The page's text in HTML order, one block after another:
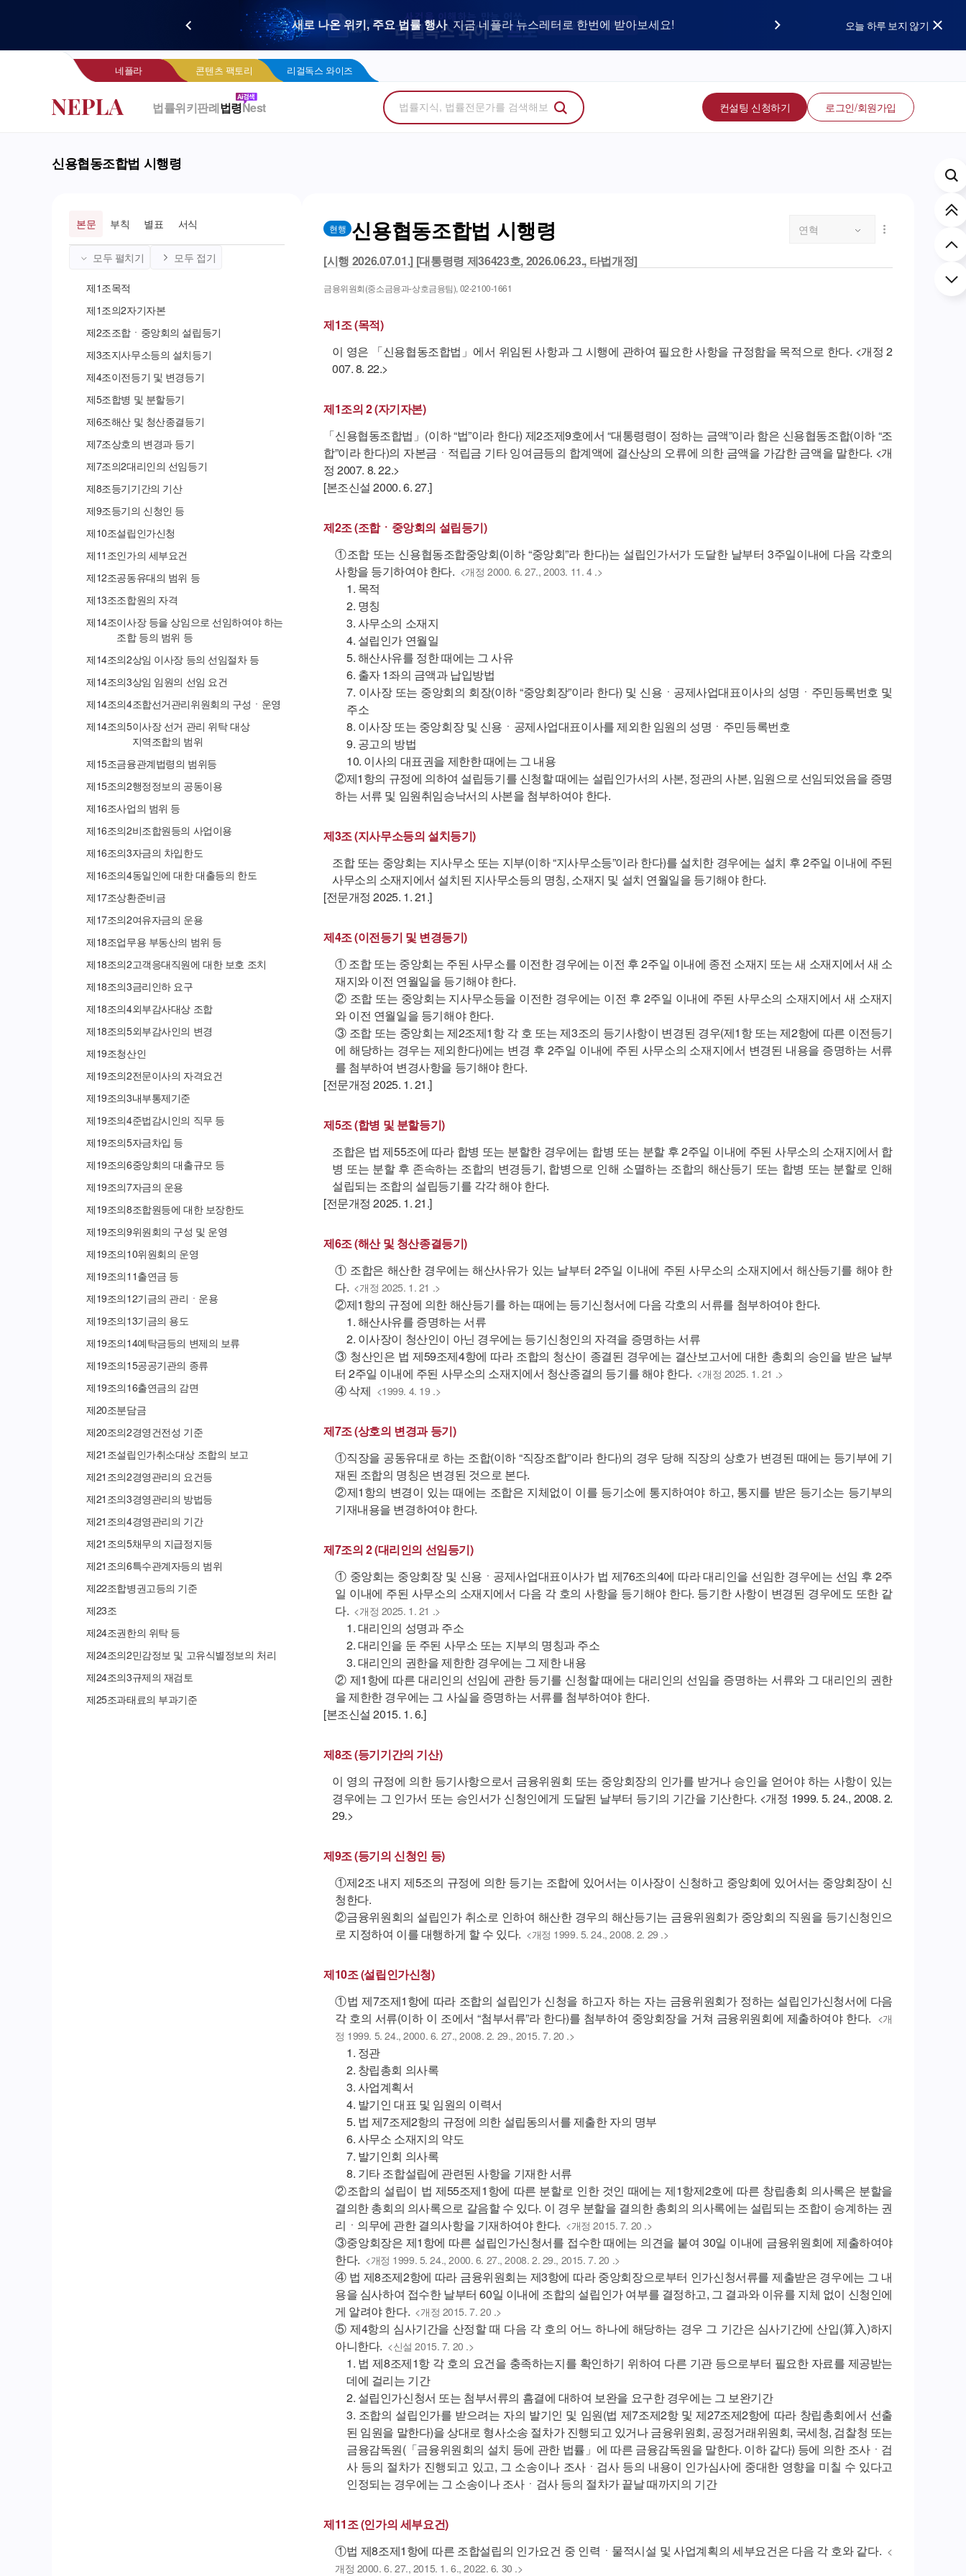
우리 로펌 홈페이지,
콘텐츠 팩토리에서 기고문 1개로 매일 연성하세요.
새로 나온 위키, 주요 법률 행사 지금 네플라 뉴스레터로 한번에 받아보세요!
LegalDocs
Wise 리걸독스 와이즈프로 사전등록 신청하기
네플라 광고 문의 법률 소비자에게 지금 당신의 브랜드를 보여주세요! 오늘 하루 보지 않기
네플라 콘텐츠 팩토리 리걸독스 와이즈
법률위키판례법령Nest 컨설팅 신청하기 로그인/회원가입
신용협동조합법 시행령
본문 부칙 별표 서식
모두 펼치기 모두 접기
제1조목적
제1조의2자기자본
제2조조합ㆍ중앙회의 설립등기
제3조지사무소등의 설치등기
제4조이전등기 및 변경등기
제5조합병 및 분할등기
제6조해산 및 청산종결등기
제7조상호의 변경과 등기
제7조의2대리인의 선임등기
제8조등기기간의 기산
제9조등기의 신청인 등
제10조설립인가신청
제11 조인가의 세부요건
제12조공동유대의 범위 등
제13조조합원의 자격
제14조이사장 등을 상임으로 선임하여야 하는
조합 등의 범위 등
제14조의2상임 이사장 등의 선임절차 등
제14조의3상임 임원의 선임 요건
제14조의4조합선거관리위원회의 구성ㆍ운영
제14조의5이사장 선거 관리 위탁 대상
지역조합의 범위
제15조금융관계법령의 범위등
제15조의2행정정보의 공동이용
제16조사업의 범위 등
제16조의2비조합원등의 사업이용
제16조의3자금의 차입한도
제16조의4동일인에 대한 대출등의 한도
제17조상환준비금
제17조의2여유자금의 운용
제18조업무용 부동산의 범위 등
제18조의2고객응대직원에 대한 보호 조치
제18조의3금리인하 요구
제18조의4외부감사대상 조합
제18조의5외부감사인의 변경
제19조청산인
제19조의2전문이사의 자격요건
제19조의3내부통제기준
제19조의4준법감시인의 직무 등
제19조의5자금차입 등
제19조의6중앙회의 대출규모 등
제19조의7자금의 운용
제19조의8조합원등에 대한 보장한도
제19조의9위원회의 구성 및 운영
제19조의10위원회의 운영
제19조의11출연금 등
제19조의12기금의 관리ㆍ운용
제19조의13기금의 용도
제19조의14예탁금등의 변제의 보류
제19조의15공공기관의 종류
제19조의16출연금의 감면
제20조분담금
제20조의2경영건전성 기준
제21 조설립인가취소대상 조합의 보고
제21 조의2경영관리의 요건등
제21 조의3경영관리의 방법등
제21 조의4경영관리의 기간
제21 조의5채무의 지급정지등
제21 조의6특수관계자등의 범위
제22조합병권고등의 기준
제23조
제24조권한의 위탁 등
제24조의2민감정보 및 고유식별정보의 처리
제24조의3규제의 재검토
제25조과태료의 부과기준
현행 신용협동조합법 시행령 연혁
[시행 2026.07.01.] [대통령령 제36423호, 2026.06.23., 타법개정]
금융위원회(중소금융과-상호금융팀), 02-2100-1661
제1조 (목적)
이 영은 「신용협동조합법」에서 위임된 사항과 그 시행에 관하여 필요한 사항을 규정함을 목적으로 한다. <개정 2
007. 8. 22.>
제1조의 2 (자기자본)
「신용협동조합법」(이하 “법”이라 한다) 제2조제9호에서 “대통령령이 정하는 금액”이라 함은 신용협동조합(이하 “조
합”이라 한다)의 자본금ㆍ적립금 기타 잉여금등의 합계액에 결산상의 오류에 의한 금액을 가감한 금액을 말한다. <개
정 2007. 8. 22.>
[본조신설 2000. 6. 27.]
제2조 (조합ㆍ중앙회의 설립등기)
①조합 또는 신용협동조합중앙회(이하 “중앙회”라 한다)는 설립인가서가 도달한 날부터 3주일이내에 다음 각호의
사항을 등기하여야 한다. <개정 2000. 6. 27., 2003. 11. 4 .>
1. 목적
2. 명칭
3. 사무소의 소재지
4. 설립인가 연월일
5. 해산사유를 정한 때에는 그 사유
6. 출자 1좌의 금액과 납입방법
7. 이사장 또는 중앙회의 회장(이하 “중앙회장”이라 한다) 및 신용ㆍ공제사업대표이사의 성명ㆍ주민등록번호 및
주소
8. 이사장 또는 중앙회장 및 신용ㆍ공제사업대표이사를 제외한 임원의 성명ㆍ주민등록번호
9. 공고의 방법
10. 이사의 대표권을 제한한 때에는 그 내용
②제1항의 규정에 의하여 설립등기를 신청할 때에는 설립인가서의 사본, 정관의 사본, 임원으로 선임되었음을 증명
하는 서류 및 임원취임승낙서의 사본을 첨부하여야 한다.
제3조 (지사무소등의 설치등기)
조합 또는 중앙회는 지사무소 또는 지부(이하 “지사무소등”이라 한다)를 설치한 경우에는 설치 후 2주일 이내에 주된
사무소의 소재지에서 설치된 지사무소등의 명칭, 소재지 및 설치 연월일을 등기해야 한다.
[전문개정 2025. 1. 21.]
제4조 (이전등기 및 변경등기)
① 조합 또는 중앙회는 주된 사무소를 이전한 경우에는 이전 후 2주일 이내에 종전 소재지 또는 새 소재지에서 새 소
재지와 이전 연월일을 등기해야 한다.
② 조합 또는 중앙회는 지사무소등을 이전한 경우에는 이전 후 2주일 이내에 주된 사무소의 소재지에서 새 소재지
와 이전 연월일을 등기해야 한다.
③ 조합 또는 중앙회는 제2조제1항 각 호 또는 제3조의 등기사항이 변경된 경우(제1항 또는 제2항에 따른 이전등기
에 해당하는 경우는 제외한다)에는 변경 후 2주일 이내에 주된 사무소의 소재지에서 변경된 내용을 증명하는 서류
를 첨부하여 변경사항을 등기해야 한다.
[전문개정 2025. 1. 21.]
제5조 (합병 및 분할등기)
조합은 법 제55조에 따라 합병 또는 분할한 경우에는 합병 또는 분할 후 2주일 이내에 주된 사무소의 소재지에서 합
병 또는 분할 후 존속하는 조합의 변경등기, 합병으로 인해 소멸하는 조합의 해산등기 또는 합병 또는 분할로 인해
설립되는 조합의 설립등기를 각각 해야 한다.
[전문개정 2025. 1. 21.]
제6조 (해산 및 청산종결등기)
① 조합은 해산한 경우에는 해산사유가 있는 날부터 2주일 이내에 주된 사무소의 소재지에서 해산등기를 해야 한
다. <개정 2025. 1. 21 .>
②제1항의 규정에 의한 해산등기를 하는 때에는 등기신청서에 다음 각호의 서류를 첨부하여야 한다.
1. 해산사유를 증명하는 서류
2. 이사장이 청산인이 아닌 경우에는 등기신청인의 자격을 증명하는 서류
③ 청산인은 법 제59조제4항에 따라 조합의 청산이 종결된 경우에는 결산보고서에 대한 총회의 승인을 받은 날부
터 2주일 이내에 주된 사무소의 소재지에서 청산종결의 등기를 해야 한다. <개정 2025. 1. 21 .>
④ 삭제 <1999. 4. 19 .>
제7조 (상호의 변경과 등기)
①직장을 공동유대로 하는 조합(이하 “직장조합”이라 한다)의 경우 당해 직장의 상호가 변경된 때에는 등기부에 기
재된 조합의 명칭은 변경된 것으로 본다.
②제1항의 변경이 있는 때에는 조합은 지체없이 이를 등기소에 통지하여야 하고, 통지를 받은 등기소는 등기부의
기재내용을 변경하여야 한다.
제7조의 2 (대리인의 선임등기)
① 중앙회는 중앙회장 및 신용ㆍ공제사업대표이사가 법 제76조의4에 따라 대리인을 선임한 경우에는 선임 후 2주
일 이내에 주된 사무소의 소재지에서 다음 각 호의 사항을 등기해야 한다. 등기한 사항이 변경된 경우에도 또한 같
다. <개정 2025. 1. 21 .>
1. 대리인의 성명과 주소
2. 대리인을 둔 주된 사무소 또는 지부의 명칭과 주소
3. 대리인의 권한을 제한한 경우에는 그 제한 내용
② 제1항에 따른 대리인의 선임에 관한 등기를 신청할 때에는 대리인의 선임을 증명하는 서류와 그 대리인의 권한
을 제한한 경우에는 그 사실을 증명하는 서류를 첨부하여야 한다.
[본조신설 2015. 1. 6.]
제8조 (등기기간의 기산)
이 영의 규정에 의한 등기사항으로서 금융위원회 또는 중앙회장의 인가를 받거나 승인을 얻어야 하는 사항이 있는
경우에는 그 인가서 또는 승인서가 신청인에게 도달된 날부터 등기의 기간을 기산한다. <개정 1999. 5. 24., 2008. 2.
29.>
제9조 (등기의 신청인 등)
①제2조 내지 제5조의 규정에 의한 등기는 조합에 있어서는 이사장이 신청하고 중앙회에 있어서는 중앙회장이 신
청한다.
②금융위원회의 설립인가 취소로 인하여 해산한 경우의 해산등기는 금융위원회가 중앙회의 직원을 등기신청인으
로 지정하여 이를 대행하게 할 수 있다. <개정 1999. 5. 24., 2008. 2. 29 .>
제10조 (설립인가신청)
①법 제7조제1항에 따라 조합의 설립인가 신청을 하고자 하는 자는 금융위원회가 정하는 설립인가신청서에 다음
각 호의 서류(이하 이 조에서 “첨부서류”라 한다)를 첨부하여 중앙회장을 거쳐 금융위원회에 제출하여야 한다. <개
정 1999. 5. 24., 2000. 6. 27., 2008. 2. 29., 2015. 7. 20 .>
1. 정관
2. 창립총회 의사록
3. 사업계획서
4. 발기인 대표 및 임원의 이력서
5. 법 제7조제2항의 규정에 의한 설립동의서를 제출한 자의 명부
6. 사무소 소재지의 약도
7. 발기인회 의사록
8. 기타 조합설립에 관련된 사항을 기재한 서류
②조합의 설립이 법 제55조제1항에 따른 분할로 인한 것인 때에는 제1항제2호에 따른 창립총회 의사록은 분할을
결의한 총회의 의사록으로 갈음할 수 있다. 이 경우 분할을 결의한 총회의 의사록에는 설립되는 조합이 승계하는 권
리ㆍ의무에 관한 결의사항을 기재하여야 한다. <개정 2015. 7. 20 .>
③중앙회장은 제1항에 따른 설립인가신청서를 접수한 때에는 의견을 붙여 30일 이내에 금융위원회에 제출하여야
한다. <개정 1999. 5. 24., 2000. 6. 27., 2008. 2. 29., 2015. 7. 20 .>
④ 법 제8조제2항에 따라 금융위원회는 제3항에 따라 중앙회장으로부터 인가신청서류를 제출받은 경우에는 그 내
용을 심사하여 접수한 날부터 60일 이내에 조합의 설립인가 여부를 결정하고, 그 결과와 이유를 지체 없이 신청인에
게 알려야 한다. <개정 2015. 7. 20 .>
⑤ 제4항의 심사기간을 산정할 때 다음 각 호의 어느 하나에 해당하는 경우 그 기간은 심사기간에 산입(算入)하지
아니한다. <신설 2015. 7. 20 .>
1. 법 제8조제1항 각 호의 요건을 충족하는지를 확인하기 위하여 다른 기관 등으로부터 필요한 자료를 제공받는
데에 걸리는 기간
2. 설립인가신청서 또는 첨부서류의 흠결에 대하여 보완을 요구한 경우에는 그 보완기간
3. 조합의 설립인가를 받으려는 자의 발기인 및 임원(법 제7조제2항 및 제27조제2항에 따라 창립총회에서 선출
된 임원을 말한다)을 상대로 형사소송 절차가 진행되고 있거나 금융위원회, 공정거래위원회, 국세청, 검찰청 또는
금융감독원(「금융위원회의 설치 등에 관한 법률」에 따른 금융감독원을 말한다. 이하 같다) 등에 의한 조사ㆍ검
사 등의 절차가 진행되고 있고, 그 소송이나 조사ㆍ검사 등의 내용이 인가심사에 중대한 영향을 미칠 수 있다고
인정되는 경우에는 그 소송이나 조사ㆍ검사 등의 절차가 끝날 때까지의 기간
제11조 (인가의 세부요건)
①법 제8조제1항에 따른 조합설립의 인가요건 중 인력ㆍ물적시설 및 사업계획의 세부요건은 다음 각 호와 같다. <
개정 2000. 6. 27., 2015. 1. 6., 2022. 6. 30 .>